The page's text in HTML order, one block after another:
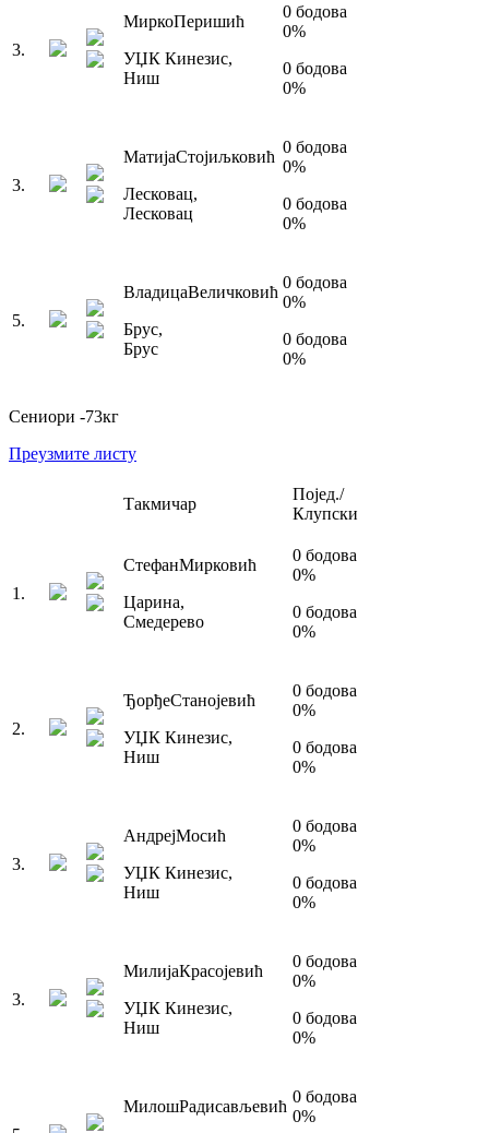
3.
МиркоПеришић
УЏК Кинезис,
Ниш
0 бодова
0%
0 бодова
0%
3.
МатијаСтојиљковић
Лесковац,
Лесковац
0 бодова
0%
0 бодова
0%
5.
ВладицаВеличковић
Брус,
Брус
0 бодова
0%
0 бодова
0%
Сениори -73кг
Преузмите листу
Такмичар
Појед./
Клупски
1 .
СтефанМирковић
Царина,
Смедерево
0 бодова
0%
0 бодова
0%
2.
ЂорђеСтанојевић
УЏК Кинезис,
Ниш
0 бодова
0%
0 бодова
0%
3.
АндрејМосић
УЏК Кинезис,
Ниш
0 бодова
0%
0 бодова
0%
3.
МилијаКрасојевић
УЏК Кинезис,
Ниш
0 бодова
0%
0 бодова
0%
МилошРадисављевић
0 бодова
0%